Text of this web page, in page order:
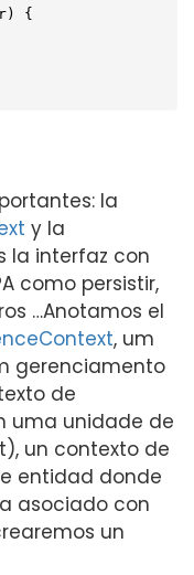
{
la
y la
la interfaz con
como persistir,
…​ Anotamos el
, um
gerenciamento
de
uma unidade de
un contexto de
entidad donde
asociado con
un